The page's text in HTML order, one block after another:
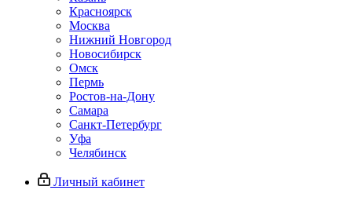
Красноярск
Москва
Нижний Новгород
Новосибирск
Омск
Пермь
Ростов-на-Дону
Самара
Санкт-Петербург
Уфа
Челябинск
Личный кабинет